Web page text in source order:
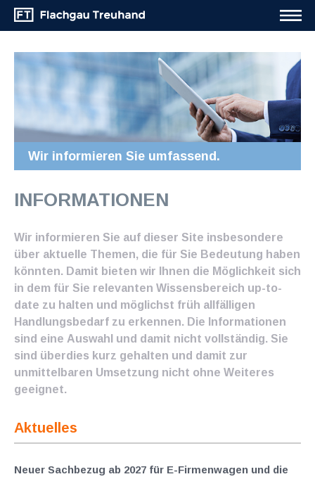
Wir informieren Sie umfassend.
INFORMATIONEN
Wir informieren Sie auf dieser Site insbesondere
über aktuelle Themen, die für Sie Bedeutung haben
könnten. Damit bieten wir Ihnen die Möglichkeit sich
in dem für Sie relevanten Wissensbereich up-to-
date zu halten und möglichst früh allfälligen
Handlungsbedarf zu erkennen. Die Informationen
sind eine Auswahl und damit nicht vollständig. Sie
sind überdies kurz gehalten und damit zur
unmittelbaren Umsetzung nicht ohne Weiteres
geeignet.
Aktuelles
Neuer Sachbezug ab 2027 für E-Firmenwagen und die